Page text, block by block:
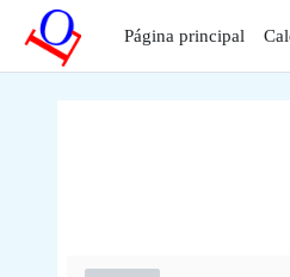
Ir para o conteúdo principal
Página principal